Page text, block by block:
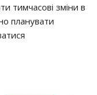
тимчасові зміни в
планувати